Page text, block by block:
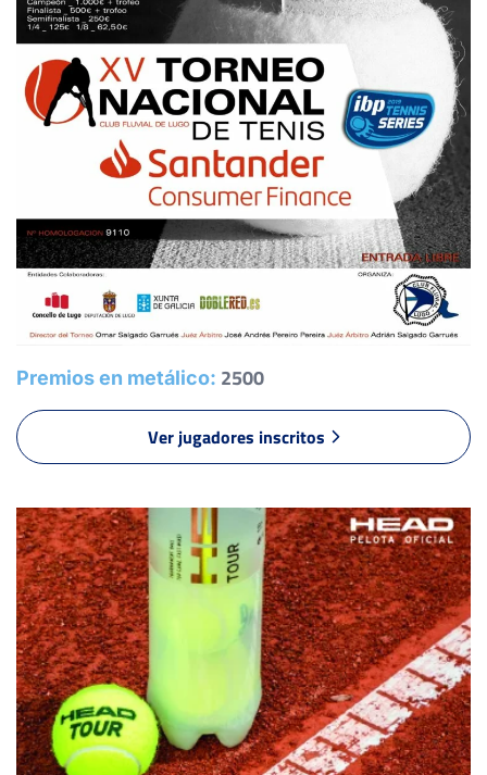
LOMBAO REAL, D.
-
SALVADOR PITA, I.
CAO PARDAL, D.
-
LOPEZ NOVOA, R. 12
MUÑOZ RIVELO, A. 21
FERREIRO GOMEZ, J. 66
-
GARCIA MONDELO, C.
Premios en metálico: 2500
Ver jugadores inscritos